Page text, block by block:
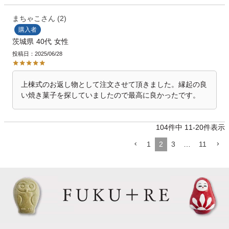
まちゃこ 2
購入者
茨城県 40代 女性
投稿日 2025/06/28
上棟式のお返し物として注文させて頂きました。縁起の良
い焼き菓子を探していましたので最高に良かったです。
104件中 11-20件表示
1 2 3 11